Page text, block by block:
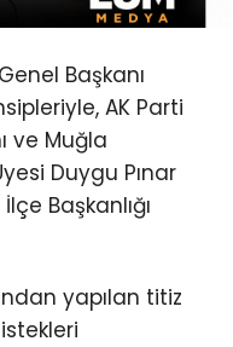
Başkanı
AK Parti
ve Muğla
Duygu Pınar
Başkanlığı
yapılan titiz